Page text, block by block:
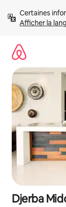
directement
Afficher la
Djerba